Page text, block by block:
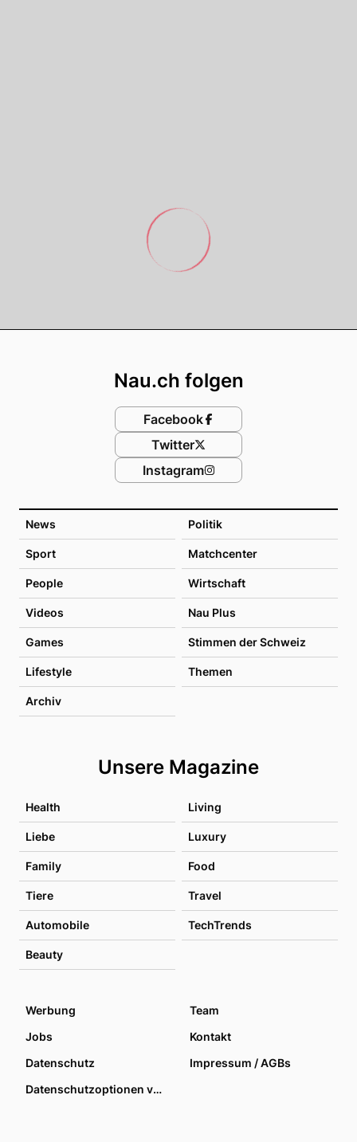
News Politik
Sport Matchcenter
People Wirtschaft
Videos Nau Plus
Games Stimmen der Schweiz
Lifestyle Themen
Archiv
Unsere Magazine
Health Living
Liebe Luxury
Family Food
Tiere Travel
Automobile TechTrends
Beauty
Nau.ch folgen
Facebook
Twitter
Instagram
Werbung
Team
Jobs
Kontakt
Datenschutz
Impressum / AGBs
Datenschutzoptionen verwalten